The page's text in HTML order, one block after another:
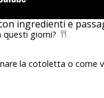
ingredienti e
questi giorni?
la cotoletta o come